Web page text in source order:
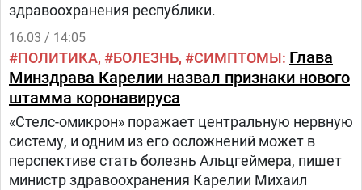
здравоохранения республики.
16.03 / 14:05
ПОЛИТИКА БОЛЕЗНЬ СИМПТОМЫ Глава
Минздрава Карелии назвал признаки нового
штамма коронавируса
«Стелс-омикрон» поражает центральную нервную
систему, и одним из его осложнений может в
перспективе стать болезнь Альцгеймера, пишет
министр здравоохранения Карелии Михаил